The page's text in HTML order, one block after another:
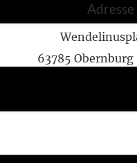
Adresse
63785